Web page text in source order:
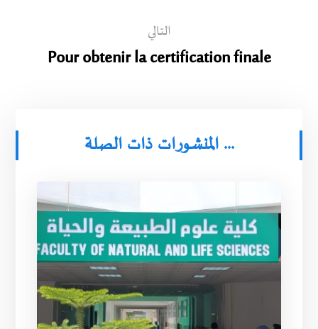
التالي
Pour obtenir la certification finale
المنشورات ذات الصلة ...